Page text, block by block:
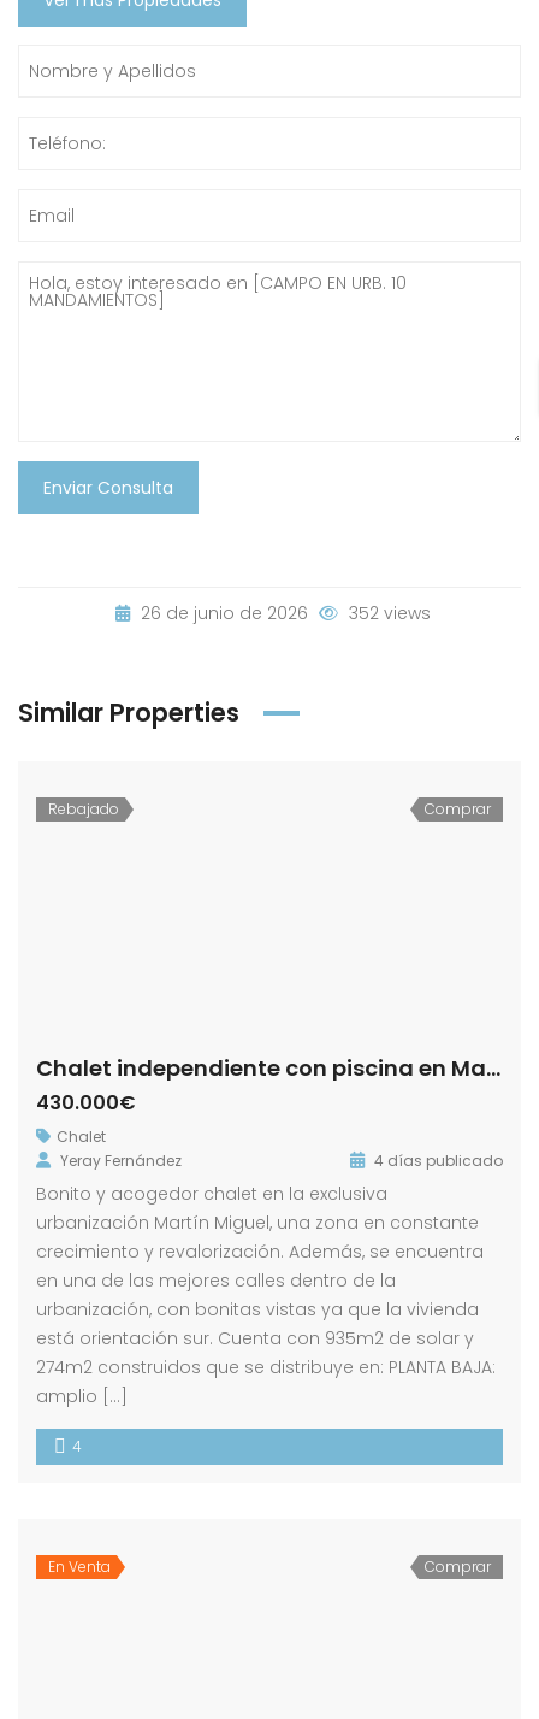
Enviar Consulta
26 de junio de 2026 352 views
Similar Properties
Rebajado Comprar
Chalet independiente con piscina en Martín Miguel
430.000€
Chalet
Yeray Fernández
4 días publicado
Bonito y acogedor chalet en la exclusiva
urbanización Martín Miguel, una zona en constante
crecimiento y revalorización. Además, se encuentra
en una de las mejores calles dentro de la
urbanización, con bonitas vistas ya que la vivienda
está orientación sur. Cuenta con 935m2 de solar y
274m2 construidos que se distribuye en: PLANTA BAJA:
amplio […]
4
En Venta Comprar